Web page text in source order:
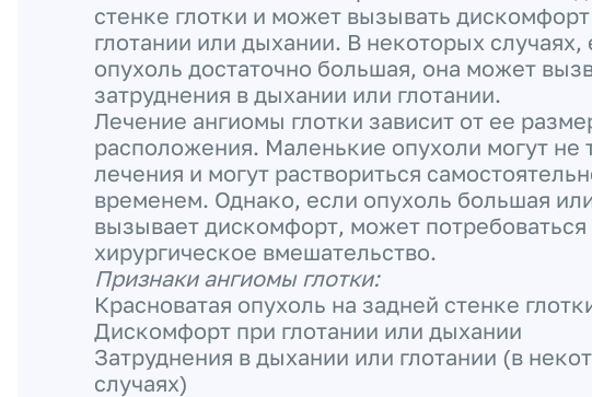
стенке глотки и может вызывать
глотании или дыхании. В некоторых случаях,
опухоль достаточно большая, она может
затруднения в дыхании или глотании.
Лечение ангиомы глотки зависит от ее
расположения. Маленькие опухоли могут не
лечения и могут раствориться
временем. Однако, если опухоль большая
вызывает дискомфорт, может потребоваться
хирургическое вмешательство.
Признаки ангиомы глотки:
Красноватая опухоль на задней стенке
Дискомфорт при глотании или дыхании
Затруднения в дыхании или глотании (в
случаях)